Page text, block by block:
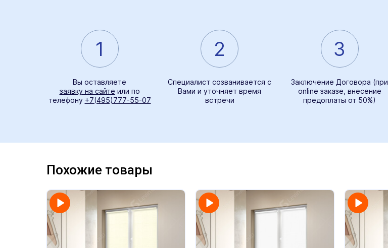
1
Вы оставляете
заявку на сайте или по
телефону +7(495)777-55-07
2
Специалист созванивается с
Вами и уточняет время
встречи
3
Заключение Договора (при
online заказе, внесение
предоплаты от 50%)
Похожие товары